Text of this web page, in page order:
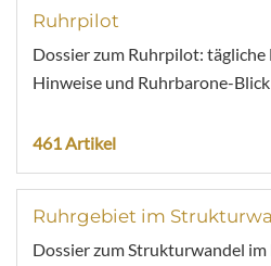
Ruhrpilot
Dossier zum Ruhrpilot: tägliche
Hinweise und Ruhrbarone-
461 Artikel
Ruhrgebiet im
Dossier zum Strukturwandel